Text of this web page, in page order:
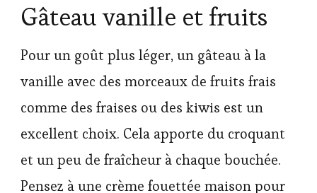
Gâteau vanille et fruits
Pour un goût plus léger, un gâteau à la
vanille avec des morceaux de fruits frais
comme des fraises ou des kiwis est un
excellent choix. Cela apporte du croquant
et un peu de fraîcheur à chaque bouchée.
Pensez à une crème fouettée maison pour